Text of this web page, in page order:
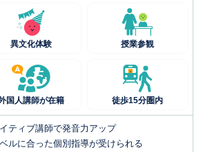
異文化体験 授業参観
国人講師が在籍 徒歩15分圏内
イティブ講師で発音力アップ
ベルに合った個別指導が受けられる